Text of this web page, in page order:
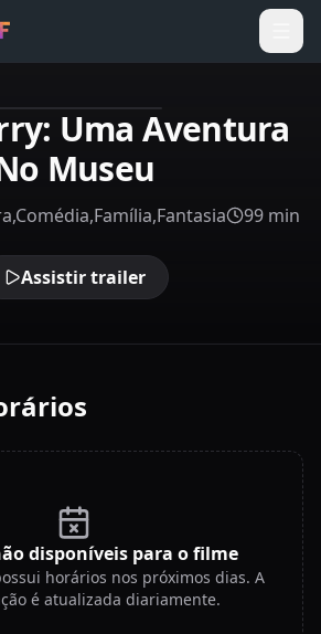
Uma Aventura
Museu
99 min
Assistir trailer
disponíveis para o filme
horários nos próximos dias. A
é atualizada diariamente.